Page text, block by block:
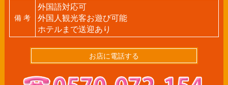
備 考
外国語対応可
外国人観光客お遊び可能
ホテルまで送迎あり
お店に電話する